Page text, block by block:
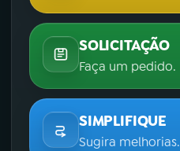
SOLICITAÇÃO
Faça um pedido.
SIMPLIFIQUE
Sugira melhorias.